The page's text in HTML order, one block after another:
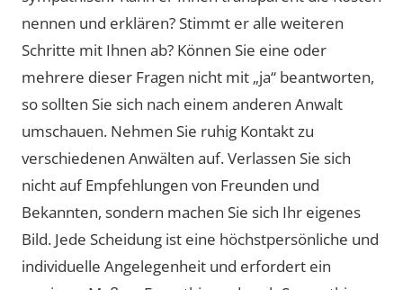
nennen und erklären? Stimmt er alle weiteren
Schritte mit Ihnen ab? Können Sie eine oder
mehrere dieser Fragen nicht mit „ja“ beantworten,
so sollten Sie sich nach einem anderen Anwalt
umschauen. Nehmen Sie ruhig Kontakt zu
verschiedenen Anwälten auf. Verlassen Sie sich
nicht auf Empfehlungen von Freunden und
Bekannten, sondern machen Sie sich Ihr eigenes
Bild. Jede Scheidung ist eine höchstpersönliche und
individuelle Angelegenheit und erfordert ein